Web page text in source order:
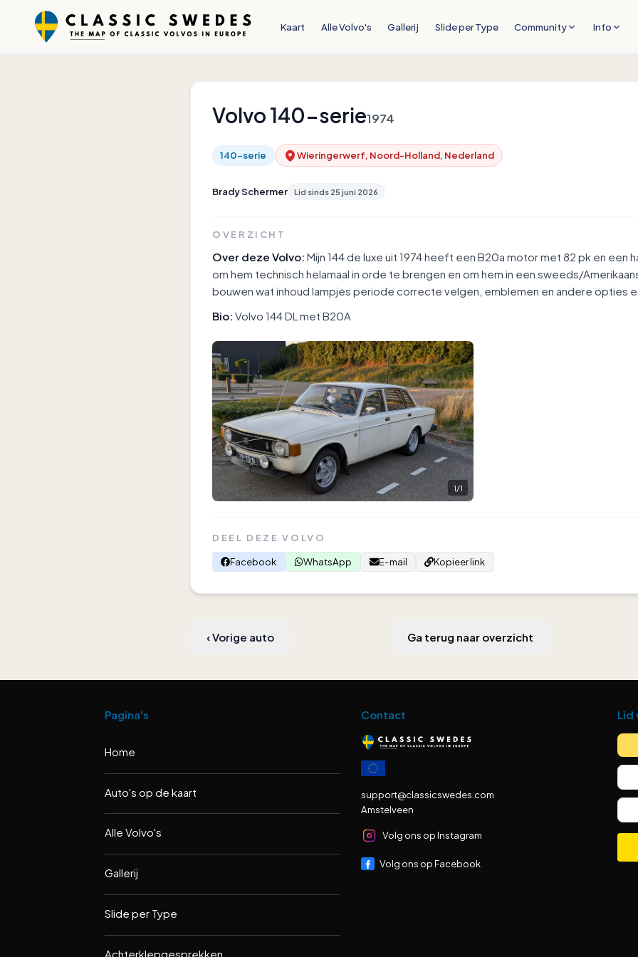
Kaart Alle Volvo's Gallerij Slide per Type Community Info
Volvo 140-serie1974
140-serie Wieringerwerf, Noord-Holland, Nederland
Brady Schermer Lid sinds 25 juni 2026
OVERZICHT
Over deze Volvo: Mijn 144 de luxe uit 1974 heeft een B20a motor met 82 pk en een
om hem technisch helamaal in orde te brengen en om hem in een sweeds/
bouwen wat inhoud lampjes periode correcte velgen, emblemen en andere opties
Bio: Volvo 144 DL met B20A
1/1
DEEL DEZE VOLVO
Facebook
WhatsApp E-mail Kopieer link
‹Vorige auto Ga terug naar overzicht
Pagina's
Home
Auto's op de kaart
Alle Volvo's
Gallerij
Slide per Type
Achterklepgesprekken
Contact
support@classicswedes.com
Amstelveen
Volg ons op Instagram
Volg ons op Facebook
Lid